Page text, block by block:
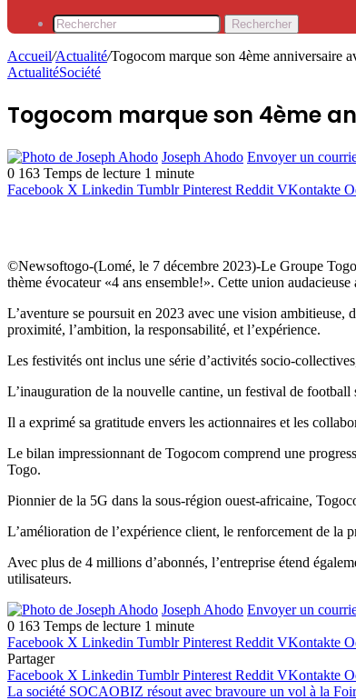
Rechercher
Accueil/Actualité/Togocom marque son 4ème anniversaire
ActualitéSociété
Togocom marque son 4ème
Joseph Ahodo Envoyer un
0 163 Temps de lecture 1 minute
Facebook X Linkedin Tumblr Pinterest Reddit VKontakte
©Newsoftogo-(Lomé, le 7 décembre 2023)-Le Groupe
thème évocateur «4 ans ensemble!». Cette union
L’aventure se poursuit en 2023 avec une vision ambitieuse,
proximité, l’ambition, la responsabilité, et l’expérience.
Les festivités ont inclus une série d’activités socio-
L’inauguration de la nouvelle cantine, un festival de
Il a exprimé sa gratitude envers les actionnaires et les
Le bilan impressionnant de Togocom comprend une
Togo.
Pionnier de la 5G dans la sous-région ouest-africaine,
L’amélioration de l’expérience client, le renforcement de la
Avec plus de 4 millions d’abonnés, l’entreprise étend
utilisateurs.
Joseph Ahodo Envoyer un
0 163 Temps de lecture 1 minute
Facebook X Linkedin Tumblr Pinterest Reddit VKontakte
Partager
Facebook X Linkedin Tumblr Pinterest Reddit VKontakte
La société SOCAOBIZ résout avec bravoure un vol à la